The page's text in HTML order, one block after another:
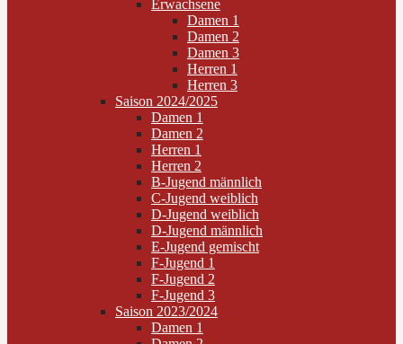
Erwachsene
Damen 1
Damen 2
Damen 3
Herren 1
Herren 3
Saison 2024/2025
Damen 1
Damen 2
Herren 1
Herren 2
B-Jugend männlich
C-Jugend weiblich
D-Jugend weiblich
D-Jugend männlich
E-Jugend gemischt
F-Jugend 1
F-Jugend 2
F-Jugend 3
Saison 2023/2024
Damen 1